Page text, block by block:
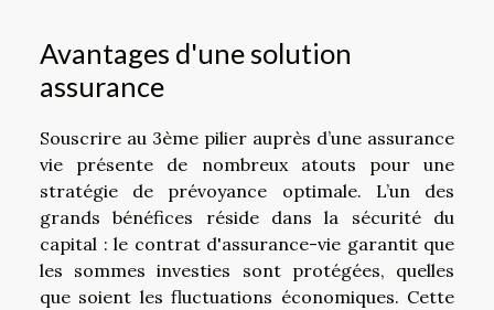
Avantages d'une solution
assurance
Souscrire au 3ème pilier auprès d’une assurance
vie présente de nombreux atouts pour une
stratégie de prévoyance optimale. L’un des
grands bénéfices réside dans la sécurité du
capital : le contrat d'assurance-vie garantit que
les sommes investies sont protégées, quelles
que soient les fluctuations économiques. Cette